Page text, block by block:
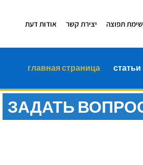
אודות דעת יצירת קשר תפוצה
главная страница статьи
ЗАДАТЬ